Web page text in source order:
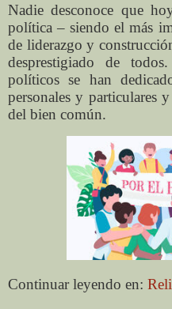
Nadie desconoce que
política – siendo el más
de liderazgo y
desprestigiado de
políticos se han
personales y particulares
del bien común.
Continuar leyendo en: